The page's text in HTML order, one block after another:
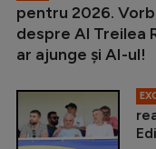
pentru 2026.
despre Al Treilea
ar ajunge și AI-ul!